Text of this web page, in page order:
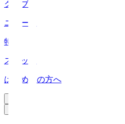
クラブ
ニュース
特集
スタッツ
はじめての方へ